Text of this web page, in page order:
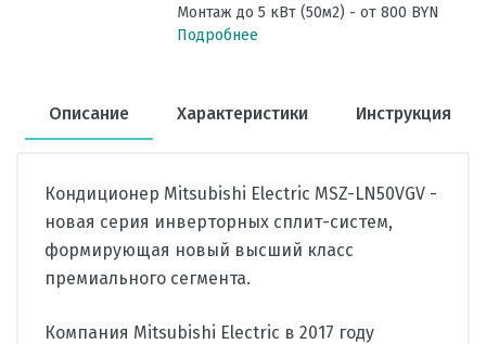
Монтаж до 5 кВт (50м2) - от 800 BYN
Подробнее
Описание Характеристики Инструкция
Кондиционер Mitsubishi Electric MSZ-LN50VGV -
новая серия инверторных сплит-систем,
формирующая новый высший класс
премиального сегмента.
Компания Mitsubishi Electric в 2017 году